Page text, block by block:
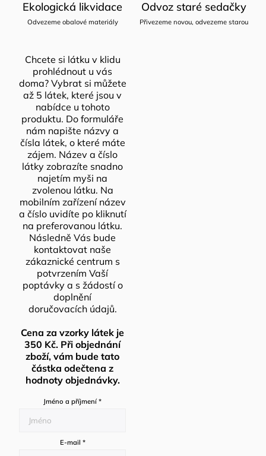
Ekologická likvidace
Odvezeme obalové materiály
Odvoz staré sedačky
Přivezeme novou, odvezeme starou
Chcete si látku v klidu
prohlédnout u vás
doma? Vybrat si můžete
až 5 látek, které jsou v
nabídce u tohoto
produktu. Do formuláře
nám napište názvy a
čísla látek, o které máte
zájem. Název a číslo
látky zobrazíte snadno
najetím myši na
zvolenou látku. Na
mobilním zařízení název
a číslo uvidíte po kliknutí
na preferovanou látku.
Následně Vás bude
kontaktovat naše
zákaznické centrum s
potvrzením Vaší
poptávky a s žádostí o
doplnění
doručovacích údajů.
Cena za vzorky látek je
350 Kč. Při objednání
zboží, vám bude tato
částka odečtena z
hodnoty objednávky.
Jméno a příjmení *
E-mail *